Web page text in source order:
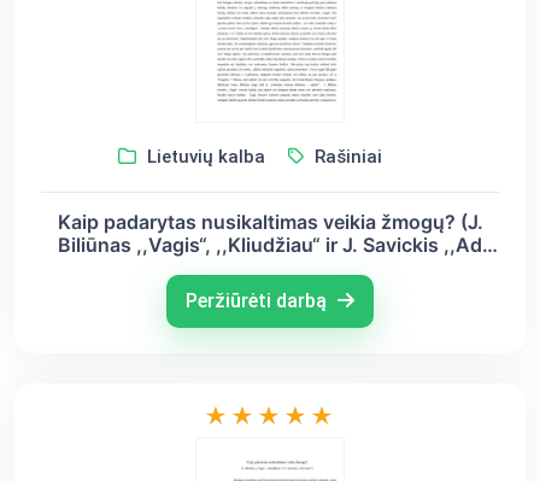
Lietuvių kalba Rašiniai
Kaip padarytas nusikaltimas veikia žmogų? (J.
Biliūnas ,,Vagis“, ,,Kliudžiau“ ir J. Savickis ,,Ad
Peržiūrėti darbą